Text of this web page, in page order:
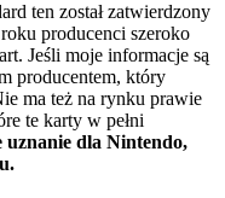
ten został zatwierdzony
producenci szeroko
Jeśli moje informacje są
producentem, który
ma też na rynku prawie
te karty w pełni
uznanie dla Nintendo,